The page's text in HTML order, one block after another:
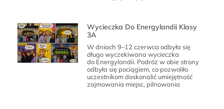
Wycieczka Do Energylandii Klasy
3A
W dniach 9–12 czerwca odbyła się
długo wyczekiwana wycieczka
do Energylandii. Podróż w obie strony
odbyła się pociągiem, co pozwoliło
uczestnikom doskonalić umiejętność
zajmowania miejsc, pilnowania